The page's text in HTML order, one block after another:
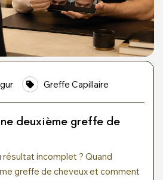
Greffe Capillaire
deuxième greffe de
incomplet ? Quand
greffe de cheveux et comment